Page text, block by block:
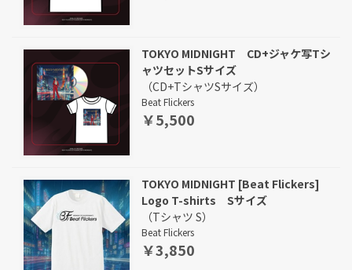
TOKYO MIDNIGHT CD+ジャケ写Tシ
ャツセットSサイズ
（CD+TシャツSサイズ）
Beat Flickers
￥5,500
TOKYO MIDNIGHT [Beat Flickers]
Logo T-shirts Sサイズ
（Tシャツ S）
Beat Flickers
￥3,850